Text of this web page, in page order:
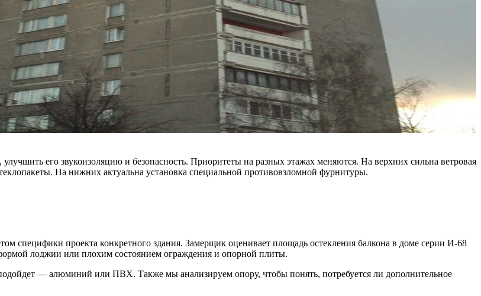
его звукоизоляцию и безопасность. Приоритеты на разных этажах меняются. На верхних сильна ветровая
На нижних актуальна установка специальной противовзломной фурнитуры.
специфики проекта конкретного здания. Замерщик оценивает площадь остекления балкона в доме серии И-68
лоджии или плохим состоянием ограждения и опорной плиты.
— алюминий или ПВХ. Также мы анализируем опору, чтобы понять, потребуется ли дополнительное